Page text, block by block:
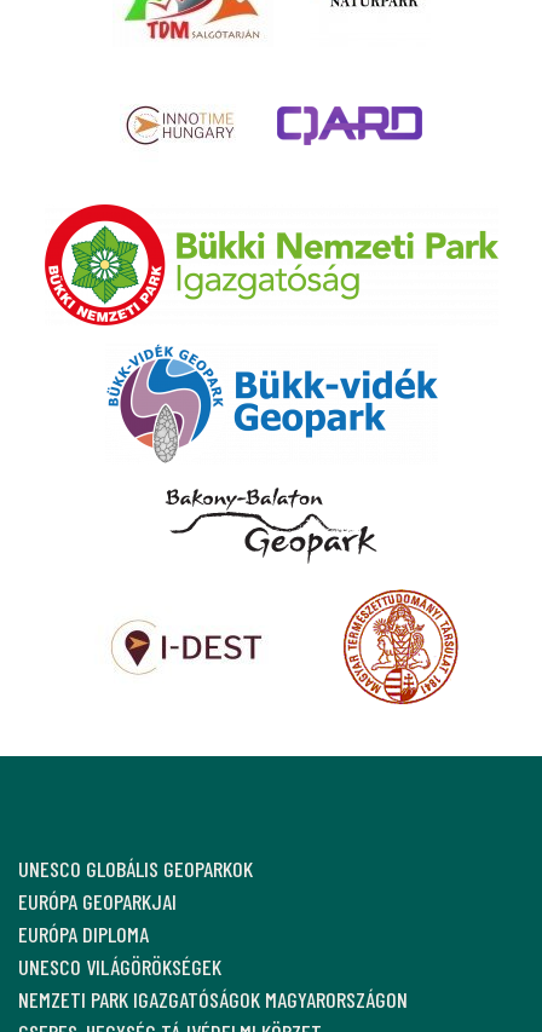
UNESCO GLOBÁLIS GEOPARKOK
EURÓPA GEOPARKJAI
EURÓPA DIPLOMA
UNESCO VILÁGÖRÖKSÉGEK
NEMZETI PARK IGAZGATÓSÁGOK MAGYARORSZÁGON